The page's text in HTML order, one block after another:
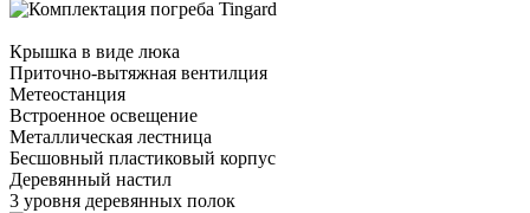
Крышка в виде люка
Приточно-вытяжная вентилция
Метеостанция
Встроенное освещение
Металлическая лестница
Бесшовный пластиковый корпус
Деревянный настил
3 уровня деревянных полок